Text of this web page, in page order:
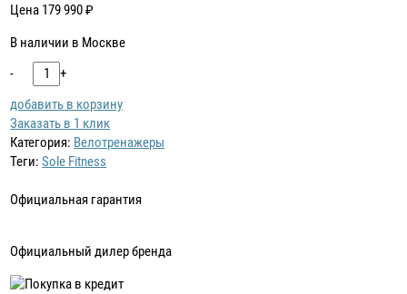
Цена 179 990₽
В наличии в Москве
-
+
добавить в корзину
Заказать в 1 клик
Категория: Велотренажеры
Теги:Sole Fitness
Официальная гарантия
Официальный дилер бренда